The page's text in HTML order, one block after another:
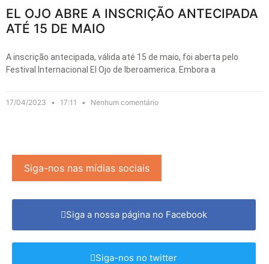
EL OJO ABRE A INSCRIÇÃO ANTECIPADA
ATÉ 15 DE MAIO
A inscrição antecipada, válida até 15 de maio, foi aberta pelo
Festival Internacional El Ojo de Iberoamerica. Embora a
17/04/2023 17:11 Nenhum comentário
Siga-nos nas mídias sociais
Siga a nossa página no Facebook
Siga-nos no twitter